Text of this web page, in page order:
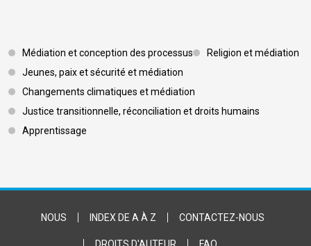
Footer 3
Médiation et conception des processus
Religion et médiation
Jeunes, paix et sécurité et médiation
Changements climatiques et médiation
Justice transitionnelle, réconciliation et droits humains
Apprentissage
Footer Bottom
NOUS INDEX DE A À Z CONTACTEZ-NOUS
DROITS D'AUTEUR FAQ